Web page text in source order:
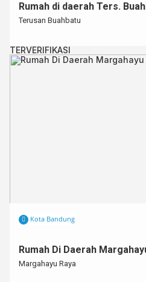
Rumah di daerah Ters.
Terusan Buahbatu
TERVERIFIKASI
Kota Bandung
Rumah Di Daerah
Margahayu Raya